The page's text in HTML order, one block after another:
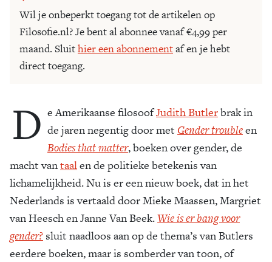
Wil je onbeperkt toegang tot de artikelen op
Filosofie.nl? Je bent al abonnee vanaf €4,99 per
maand. Sluithier een abonnementaf en je hebt
direct toegang.
D e Amerikaanse filosoofJudith Butlerbrak in
de jaren negentig door met Gender troubleen
Bodies that matter, boeken over gender, de
macht vantaalen de politieke betekenis van
lichamelijkheid. Nu is er een nieuw boek, dat in het
Nederlands is vertaald door Mieke Maassen, Margriet
van Heesch en Janne Van Beek.Wie is er bang voor
gender? sluit naadloos aan op de thema’s van Butlers
eerdere boeken, maar is somberder van toon, of